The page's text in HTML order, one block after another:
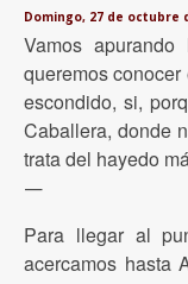
Domingo, 27 de octubre
Vamos
queremos
escondido, si,
Caballera, donde
trata del hayedo
—
Para llegar al
acercamos hasta